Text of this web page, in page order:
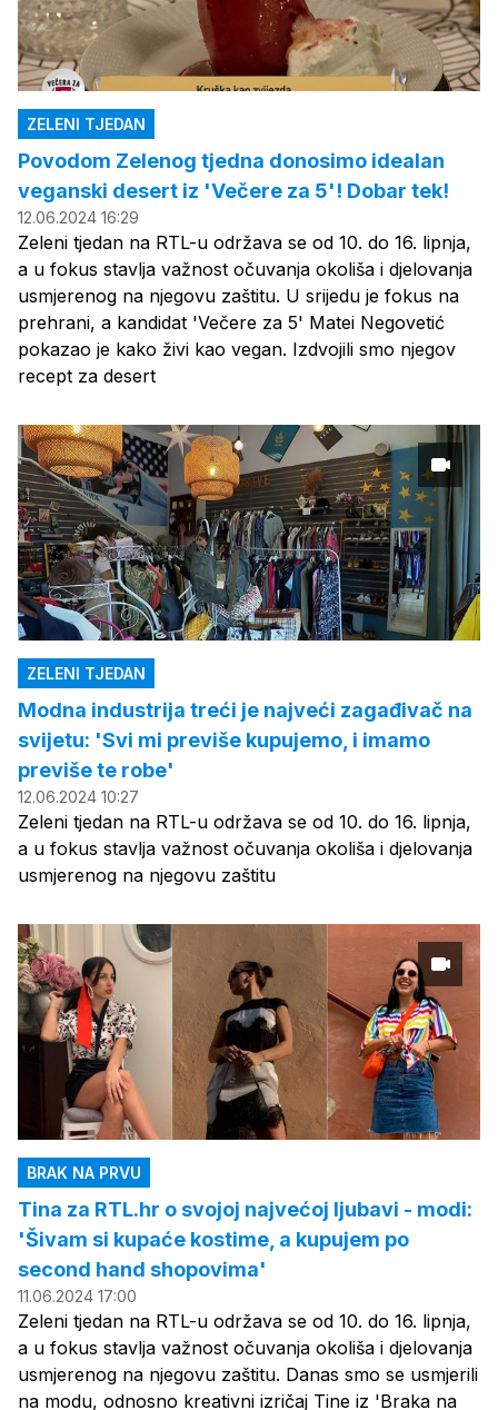
ZELENI TJEDAN
Povodom Zelenog tjedna donosimo idealan
veganski desert iz 'Večere za 5'! Dobar tek!
12.06.2024 16:29
Zeleni tjedan na RTL-u održava se od 10. do 16. lipnja,
a u fokus stavlja važnost očuvanja okoliša i djelovanja
usmjerenog na njegovu zaštitu. U srijedu je fokus na
prehrani, a kandidat 'Večere za 5' Matei Negovetić
pokazao je kako živi kao vegan. Izdvojili smo njegov
recept za desert
ZELENI TJEDAN
Modna industrija treći je najveći zagađivač na
svijetu: 'Svi mi previše kupujemo, i imamo
previše te robe'
12.06.2024 10:27
Zeleni tjedan na RTL-u održava se od 10. do 16. lipnja,
a u fokus stavlja važnost očuvanja okoliša i djelovanja
usmjerenog na njegovu zaštitu
BRAK NA PRVU
Tina za RTL.hr o svojoj najvećoj ljubavi - modi:
'Šivam si kupaće kostime, a kupujem po
second hand shopovima'
11.06.2024 17:00
Zeleni tjedan na RTL-u održava se od 10. do 16. lipnja,
a u fokus stavlja važnost očuvanja okoliša i djelovanja
usmjerenog na njegovu zaštitu. Danas smo se usmjerili
na modu, odnosno kreativni izričaj Tine iz 'Braka na